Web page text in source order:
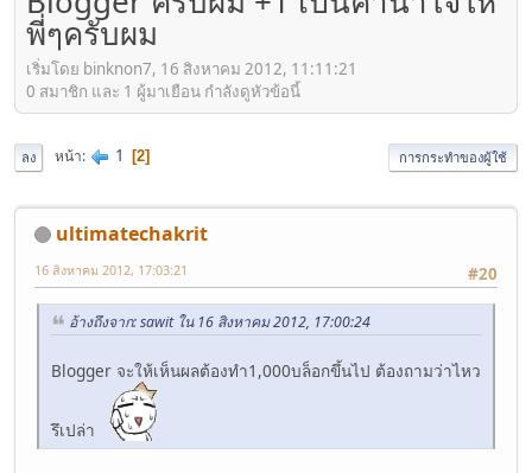
พี่ๆครับผม
เริ่มโดย binknon7, 16 สิงหาคม 2012, 11:11:21
0 สมาชิก และ 1 ผู้มาเยือน กำลังดูหัวข้อนี้
ลง หน้า 1 2 การกระทำของผู้ใช้
ultimatechakrit
#20
16 สิงหาคม 2012, 17:03:21
อ้างถึงจาก: sawit ใน 16 สิงหาคม 2012, 17:00:24
Blogger จะให้เห็นผลต้องทำ1,000บล็อกขึ้นไป ต้องถามว่าไหว
รึเปล่า